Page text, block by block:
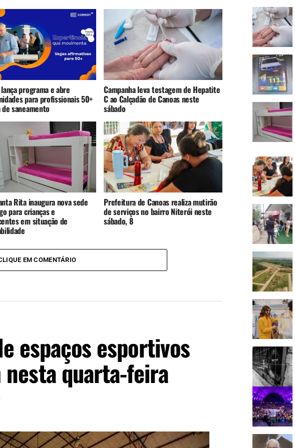
programa e abre
para profissionais 50+
de saneamento
Campanha leva testagem de Hepatite
C ao Calçadão de Canoas neste
sábado
Rita inaugura nova sede
para crianças e
em situação de
Prefeitura de Canoas realiza mutirão
de serviços no bairro Niterói neste
sábado, 8
EM COMENTÁRIO
espaços esportivos
nesta quarta-feira